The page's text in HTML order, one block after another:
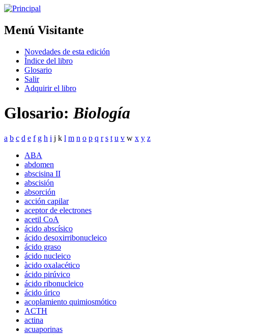
Menú Visitante
Novedades de esta edición
Índice del libro
Glosario
Salir
Adquirir el libro
Glosario:Biología
a b c d e f g h i j k l m n o p q r s t u v w x y z
ABA
abdomen
abscisina II
abscisión
absorción
acción capilar
aceptor de electrones
acetil CoA
ácido abscísico
ácido desoxirribonucleico
ácido graso
ácido nucleico
àcido oxalacético
ácido pirúvico
ácido ribonucleico
ácido úrico
acoplamiento quimiosmótico
ACTH
actina
acuaporinas